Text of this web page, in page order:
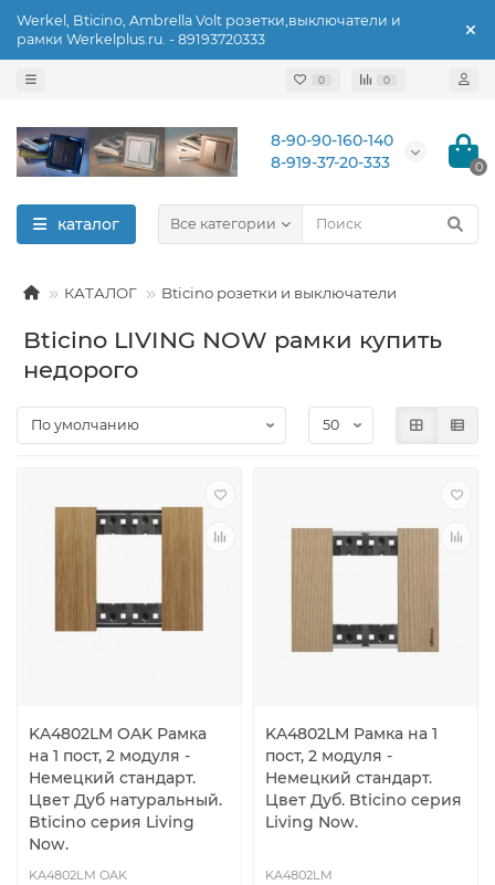
Werkel, Bticino, Ambrella Volt розетки,выключатели и
рамки Werkelplus.ru. - 89193720333
0 0
8-90-90-160-140
8-919-37-20-333
0
каталог Все категории
КАТАЛОГ Bticino розетки и выключатели
Bticino LIVING NOW рамки купить
недорого
KA4802LM OAK Рамка
на 1 пост, 2 модуля -
Немецкий стандарт.
Цвет Дуб натуральный.
Bticino серия Living
Now.
KA4802LM OAK
KA4802LM Рамка на 1
пост, 2 модуля -
Немецкий стандарт.
Цвет Дуб. Bticino серия
Living Now.
KA4802LM